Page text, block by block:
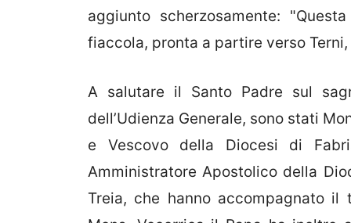
aggiunto scherzosamente:
fiaccola, pronta a partire verso
A salutare il Santo Padre sul
dell’Udienza Generale, sono stati
e Vescovo della Diocesi di
Amministratore Apostolico della
Treia, che hanno accompagnato il